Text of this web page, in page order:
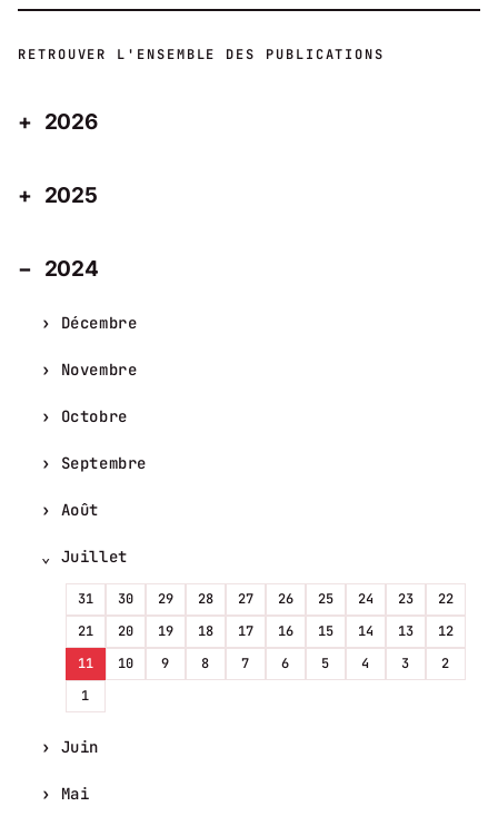
RETROUVER L'ENSEMBLE DES PUBLICATIONS
2026
2025
2024
Décembre
Novembre
Octobre
Septembre
Août
Juillet
31 30 29 28 27 26 25 24 23
22
21
20 19 18 17 16 15 14 13
12
11
10 9 8 7 6 5 4 3
2
1
Juin
Mai